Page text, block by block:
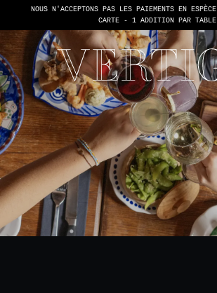
NOUS N'ACCEPTONS PAS LES PAIEMENTS EN
CARTE - 1 ADDITION PAR TABLE